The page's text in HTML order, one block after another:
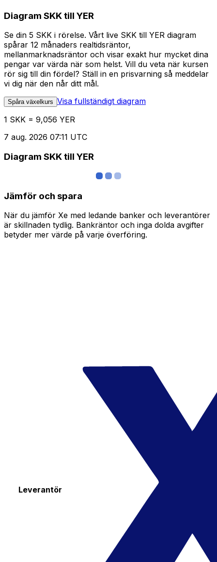
Diagram SKK till YER
Se din 5 SKK i rörelse. Vårt live SKK till YER diagram
spårar 12 månaders realtidsräntor,
mellanmarknadsräntor och visar exakt hur mycket dina
pengar var värda när som helst. Vill du veta när kursen
rör sig till din fördel? Ställ in en prisvarning så meddelar
vi dig när den når ditt mål.
Spåra växelkurs Visa fullständigt diagram
1 SKK = 9,056 YER
7 aug. 2026 07:11 UTC
Diagram SKK till YER
Jämför och spara
När du jämför Xe med ledande banker och leverantörer
är skillnaden tydlig. Bankräntor och inga dolda avgifter
betyder mer värde på varje överföring.
Leverantör